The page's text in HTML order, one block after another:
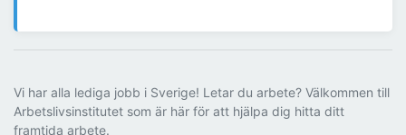
Vi har alla lediga jobb i Sverige! Letar du arbete? Välkommen till
Arbetslivsinstitutet som är här för att hjälpa dig hitta ditt
framtida arbete.